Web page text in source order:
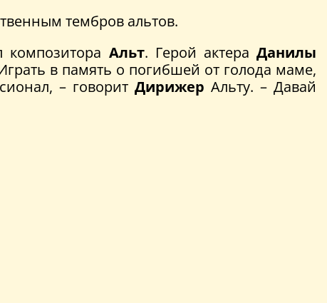
тембров альтов.
Альт. Герой актера Данилы
в память о погибшей от голода маме,
– говорит Дирижер Альту. – Давай